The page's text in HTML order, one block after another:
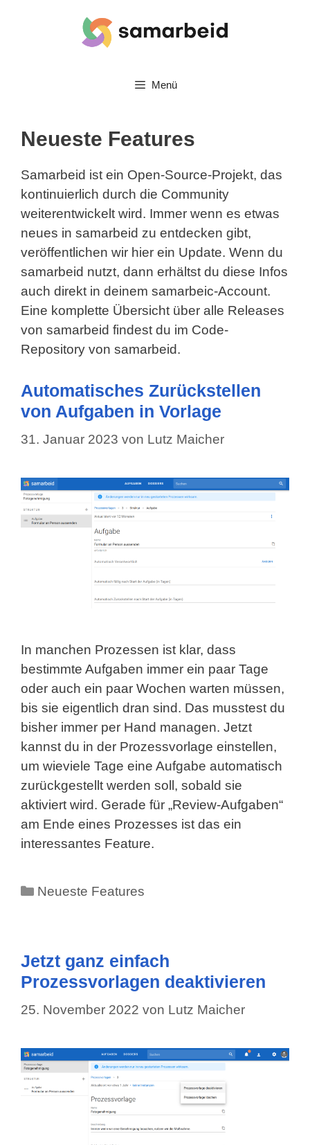
Menü
Neueste Features
Samarbeid ist ein Open-Source-Projekt, das
kontinuierlich durch die Community
weiterentwickelt wird. Immer wenn es etwas
neues in samarbeid zu entdecken gibt,
veröffentlichen wir hier ein Update. Wenn du
samarbeid nutzt, dann erhältst du diese Infos
auch direkt in deinem samarbeic-Account.
Eine komplette Übersicht über alle Releases
von samarbeid findest du im Code-
Repository von samarbeid.
Automatisches Zurückstellen
von Aufgaben in Vorlage
31. Januar 2023 von Lutz Maicher
In manchen Prozessen ist klar, dass
bestimmte Aufgaben immer ein paar Tage
oder auch ein paar Wochen warten müssen,
bis sie eigentlich dran sind. Das musstest du
bisher immer per Hand managen. Jetzt
kannst du in der Prozessvorlage einstellen,
um wieviele Tage eine Aufgabe automatisch
zurückgestellt werden soll, sobald sie
aktiviert wird. Gerade für „Review-Aufgaben“
am Ende eines Prozesses ist das ein
interessantes Feature.
Kategorien
Neueste Features
Jetzt ganz einfach
Prozessvorlagen deaktivieren
25. November 2022 von Lutz Maicher